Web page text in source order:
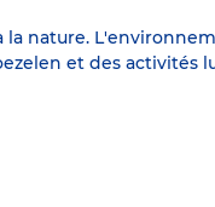
nature.
et des activités